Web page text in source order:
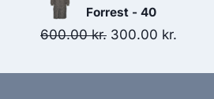
was:
275.00 kr..
Forrest - 40
600.00kr. Original
300.00 kr.